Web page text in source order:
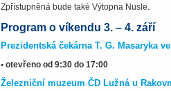
Zpřístupněná bude také Výtopna Nusle.
Program o víkendu 3. – 4. září
Prezidentská čekárna T. G. Masaryka
• otevřeno od 9:30 do 17:00
Železniční muzeum ČD Lužná u